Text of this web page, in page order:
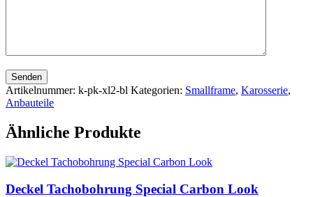
Senden
Artikelnummer: k-pk-xl2-bl Kategorien: Smallframe, Karosserie,
Anbauteile
Ähnliche Produkte
Deckel Tachobohrung Special Carbon Look